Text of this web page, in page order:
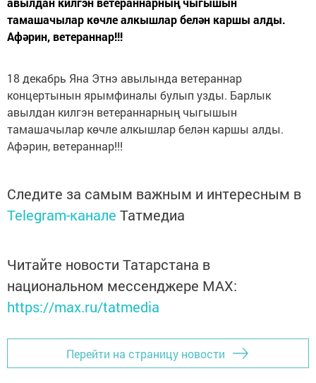
тамашачылар көчле алкышлар белән каршы алды.
Афәрин, ветераннар!!!
18 декабрь Яна Этнэ авылында ветераннар
концертынын ярымфиналы булып узды. Барлык
авылдан килгэн ветераннарның чыгышын
тамашачылар көчле алкышлар белән каршы алды.
Афәрин, ветераннар!!!
Следите за самым важным и интересным в
Telegram-канале Татмедиа
Читайте новости Татарстана в
национальном мессенджере MАХ:
https://max.ru/tatmedia
Перейти на страницу новости